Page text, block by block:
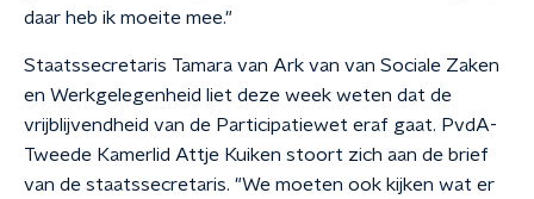
daar heb ik moeite mee."
Staatssecretaris Tamara van Ark van van Sociale Zaken
en Werkgelegenheid liet deze week weten dat de
vrijblijvendheid van de Participatiewet eraf gaat. PvdA-
Tweede Kamerlid Attje Kuiken stoort zich aan de brief
van de staatssecretaris. "We moeten ook kijken wat er